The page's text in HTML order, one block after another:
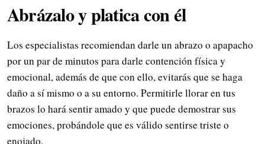
Abrázalo y platica con él
Los especialistas recomiendan darle un abrazo o apapacho
por un par de minutos para darle contención física y
emocional, además de que con ello, evitarás que se haga
daño a sí mismo o a su entorno. Permitirle llorar en tus
brazos lo hará sentir amado y que puede demostrar sus
emociones, probándole que es válido sentirse triste o
enojado.